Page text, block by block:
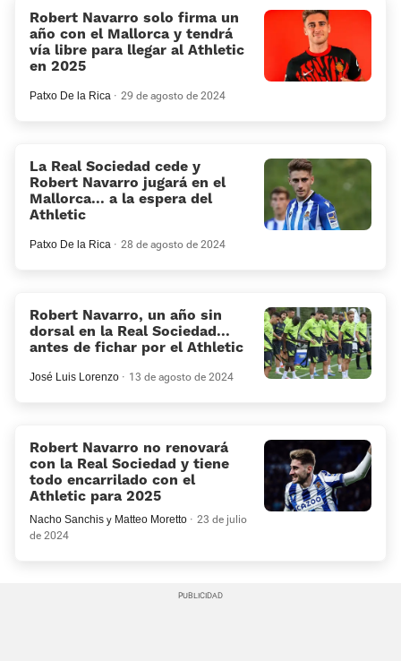
Robert Navarro solo firma un
año con el Mallorca y tendrá
vía libre para llegar al Athletic
en 2025
Patxo De la Rica 29 de agosto de 2024
La Real Sociedad cede y
Robert Navarro jugará en el
Mallorca... a la espera del
Athletic
Patxo De la Rica 28 de agosto de 2024
Robert Navarro, un año sin
dorsal en la Real Sociedad...
antes de fichar por el Athletic
José Luis Lorenzo 13 de agosto de 2024
Robert Navarro no renovará
con la Real Sociedad y tiene
todo encarrilado con el
Athletic para 2025
Nacho Sanchis y Matteo Moretto
23 de julio
de 2024